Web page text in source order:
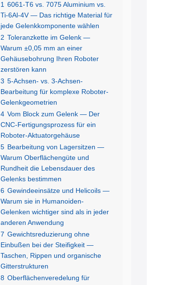
1 6061-T6 vs. 7075 Aluminium vs.
Ti-6Al-4V — Das richtige Material für
jede Gelenkkomponente wählen
2 Toleranzkette im Gelenk —
Warum ±0,05 mm an einer
Gehäusebohrung Ihren Roboter
zerstören kann
3 5-Achsen- vs. 3-Achsen-
Bearbeitung für komplexe Roboter-
Gelenkgeometrien
4 Vom Block zum Gelenk — Der
CNC-Fertigungsprozess für ein
Roboter-Aktuatorgehäuse
5 Bearbeitung von Lagersitzen —
Warum Oberflächengüte und
Rundheit die Lebensdauer des
Gelenks bestimmen
6 Gewindeeinsätze und Helicoils —
Warum sie in Humanoiden-
Gelenken wichtiger sind als in jeder
anderen Anwendung
7 Gewichtsreduzierung ohne
Einbußen bei der Steifigkeit —
Taschen, Rippen und organische
Gitterstrukturen
8 Oberflächenveredelung für